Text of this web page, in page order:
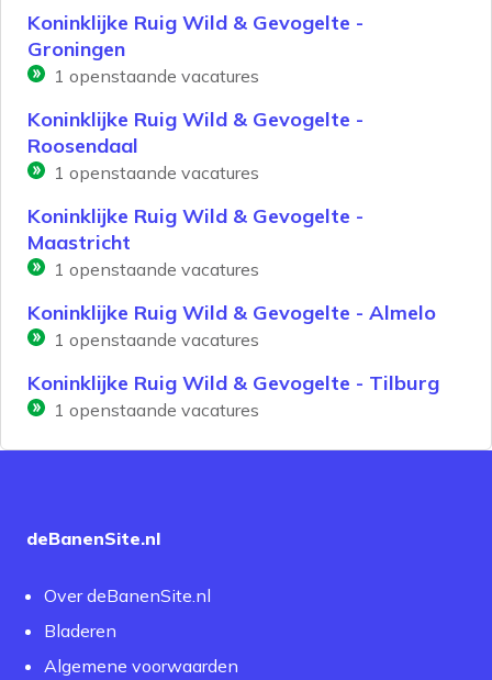
Koninklijke Ruig Wild & Gevogelte -
Groningen
1 openstaande vacatures
Koninklijke Ruig Wild & Gevogelte -
Roosendaal
1 openstaande vacatures
Koninklijke Ruig Wild & Gevogelte -
Maastricht
1 openstaande vacatures
Koninklijke Ruig Wild & Gevogelte - Almelo
1 openstaande vacatures
Koninklijke Ruig Wild & Gevogelte - Tilburg
1 openstaande vacatures
deBanenSite.nl
Over deBanenSite.nl
Bladeren
Algemene voorwaarden